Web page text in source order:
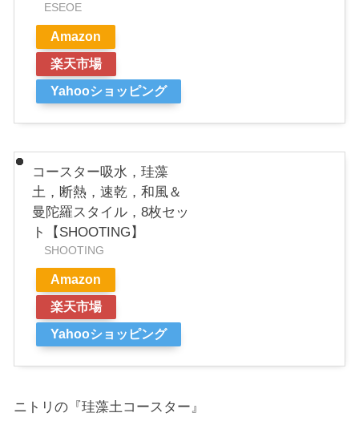
ESEOE
Amazon
楽天市場
Yahooショッピング
コースター吸水，珪藻
土，断熱，速乾，和風＆
曼陀羅スタイル，8枚セッ
ト【SHOOTING】
SHOOTING
Amazon
楽天市場
Yahooショッピング
ニトリの『珪藻土コースター』